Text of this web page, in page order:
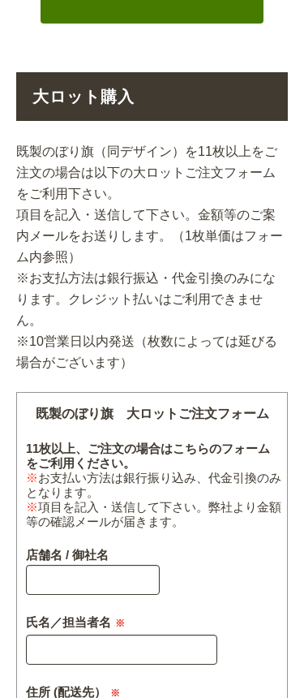
大ロット購入
既製のぼり旗（同デザイン）を11枚以上をご
注文の場合は以下の大ロットご注文フォーム
をご利用下さい。
項目を記入・送信して下さい。金額等のご案
内メールをお送りします。（1枚単価はフォー
ム内参照）
※お支払方法は銀行振込・代金引換のみにな
ります。クレジット払いはご利用できませ
ん。
※10営業日以内発送（枚数によっては延びる
場合がございます）